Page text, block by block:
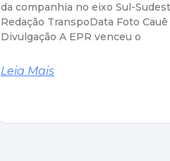
da companhia no eixo Sul-
Redação TranspoData Foto
Divulgação A EPR venceu o
Leia Mais